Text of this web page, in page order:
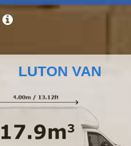
LUTON VAN